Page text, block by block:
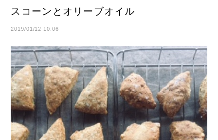
スコーンとオリーブオイル
2019/01/12 10:06